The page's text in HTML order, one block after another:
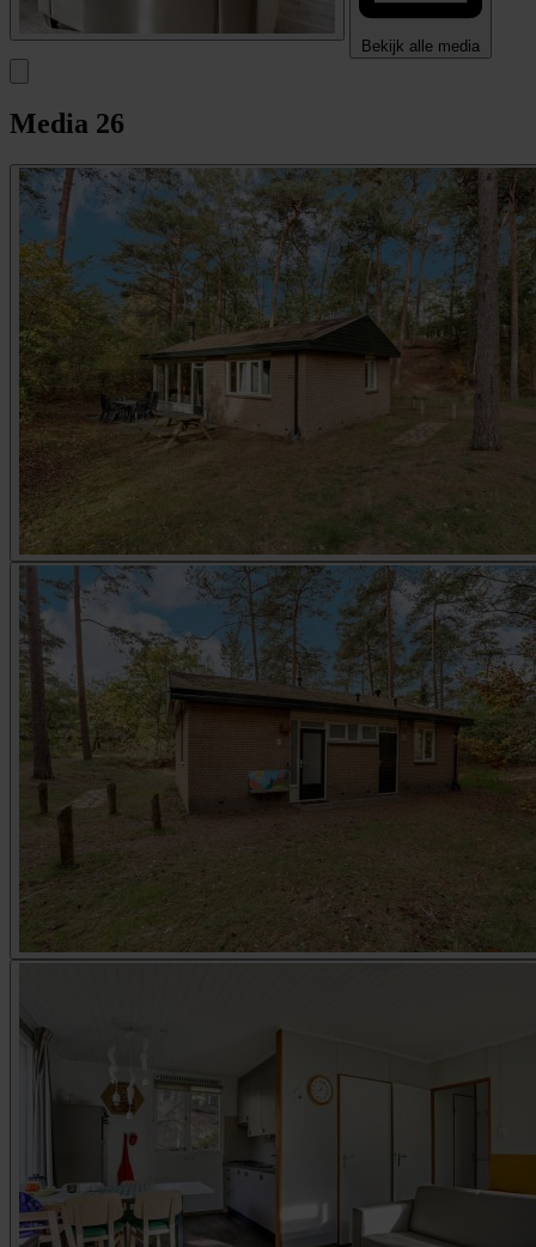
Bekijk alle media
Media 26